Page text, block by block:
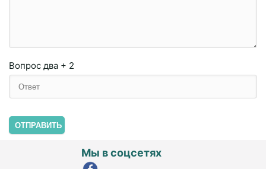
Вопрос два + 2
ОТПРАВИТЬ
Мы в соцсетях